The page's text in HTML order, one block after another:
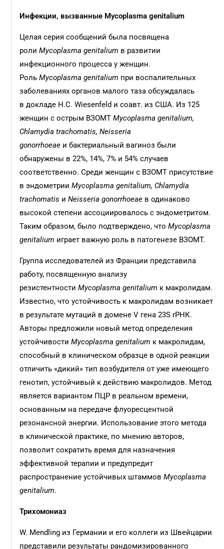
Инфекции, вызванные Mycoplasma genitalium
Целая серия сообщений была посвящена
ролиMycoplasma genitalium в развитии
инфекционного процесса у женщин.
РольMycoplasma genitalium при воспалительных
заболеваниях органов малого таза обсуждалась
в докладе Н.C. Wiesenfeld и соавт. из США. Из 125
женщин с острым ВЗОМТMycoplasma genitalium,
Chlamydia trachomatis, Neisseria
gonorrhoeae и бактериальный вагиноз были
обнаружены в 22%, 14%, 7% и 54% случаев
соответственно. Среди женщин с ВЗОМТ присутствие
в эндометрииMycoplasma genitalium, Chlamydia
trachomatis иNeisseria gonorrhoeae в одинаково
высокой степени ассоциировалось с эндометритом.
Таким образом, было подтверждено, чтоMycoplasma
genitalium играет важную роль в патогенезе ВЗОМТ.
Группа исследователей из Франции представила
работу, посвященную анализу
резистентностиMycoplasma genitalium к макролидам.
Известно, что устойчивость к макролидам возникает
в результате мутаций в домене V гена 23S rРНК.
Авторы предложили новый метод определения
устойчивостиMycoplasma genitalium к макролидам,
способный в клиническом образце в одной реакции
отличить «дикий» тип возбудителя от уже имеющего
генотип, устойчивый к действию макролидов. Метод
является вариантом ПЦР в реальном времени,
основанным на передаче флуоресцентной
резонансной энергии. Использование этого метода
в клинической практике, по мнению авторов,
позволит сократить время для назначения
эффективной терапии и предупредит
распространение устойчивых штаммовMycoplasma
genitalium.
Трихомониаз
W. Mendling из Германии и его коллеги из Швейцарии
представили результаты рандомизированного